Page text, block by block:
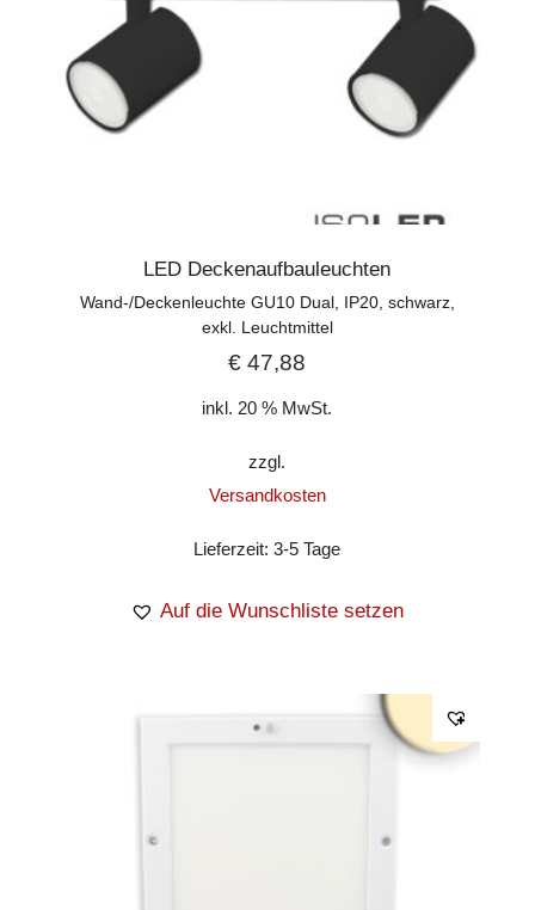
LED Deckenaufbauleuchten
Wand-/Deckenleuchte GU10 Dual, IP20, schwarz,
exkl. Leuchtmittel
€ 47,88
inkl. 20 % MwSt.
zzgl.
Versandkosten
Lieferzeit:3-5 Tage
Auf die Wunschliste setzen